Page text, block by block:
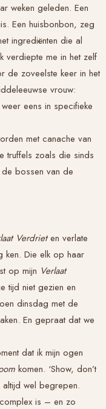
weken geleden. Een
Een huisbonbon, zeg
ingrediënten die al
verdiepte me in het zelf
de zoveelste keer in het
vrouw:
eens in specifieke
met canache van
truffels zoals die sinds
bossen van de
Verdrieten verlate
ken. Die elk op haar
op mijn Verlaat
tijd niet gezien en
dinsdag met de
En gepraat dat we
dat ik mijn ogen
komen. ‘Show, don’t
altijd wel begrepen.
is – en zo